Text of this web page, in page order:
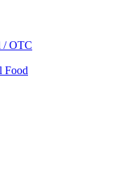
/ OTC
Food